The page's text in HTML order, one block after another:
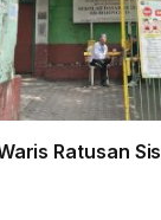
Ratusan